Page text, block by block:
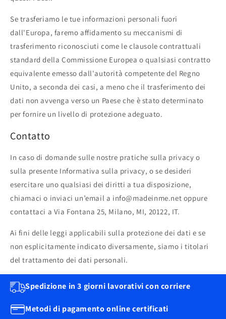
Se trasferiamo le tue informazioni personali fuori
dall'Europa, faremo affidamento su meccanismi di
trasferimento riconosciuti come le clausole contrattuali
standard della Commissione Europea o qualsiasi contratto
equivalente emesso dall'autorità competente del Regno
Unito, a seconda dei casi, a meno che il trasferimento dei
dati non avvenga verso un Paese che è stato determinato
per fornire un livello di protezione adeguato.
Contatto
In caso di domande sulle nostre pratiche sulla privacy o
sulla presente Informativa sulla privacy, o se desideri
esercitare uno qualsiasi dei diritti a tua disposizione,
chiamaci o inviaci un’email a info@madeinme.net oppure
contattaci a Via Fontana 25, Milano, MI, 20122, IT.
Ai fini delle leggi applicabili sulla protezione dei dati e se
non esplicitamente indicato diversamente, siamo i titolari
del trattamento dei dati personali.
Spedizione in 3 giorni lavorativi con corriere
Metodi di pagamento online certificati